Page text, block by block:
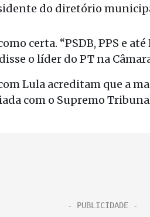
do diretório
certa. “PSDB, PPS e
o líder do PT na
Lula acreditam que a
com o Supremo